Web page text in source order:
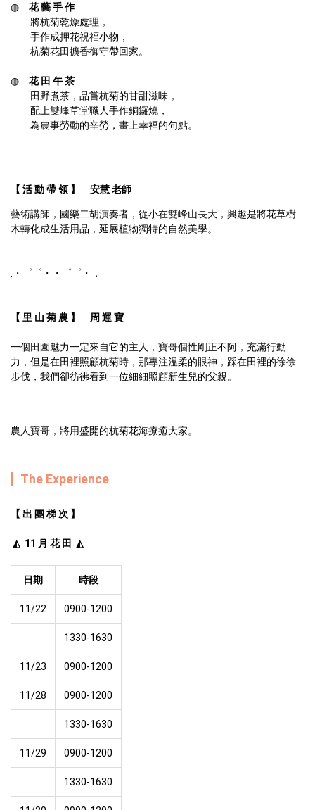
◍ 花 藝 手 作
將杭菊乾燥處理，
手作成押花祝福小物，
◍ 花 田 午 茶
田野煮茶，品嘗杭菊的甘甜滋味，
配上雙峰草堂職人手作銅鑼燒，
為農事勞動的辛勞，畫上幸福的句點。
【 活 動 帶 領 】　安慧 老師
藝術講師，國樂二胡演奏者，從小在雙峰山長大，興趣是將花草樹
【 里 山 菊 農 】　周 運 寶
一個田園魅力一定來自它的主人，寶哥個性剛正不阿，充滿行動
力，但是在田裡照顧杭菊時，那專注溫柔的眼神，踩在田裡的徐徐
農人寶哥，將用盛開的杭菊花海療癒大家。
The Experience
【 出 團 梯 次 】
◭  11 月 花 田  ◭
日期 時段
11/22 0900-1200
1330-1630
11/23 0900-1200
11/28 0900-1200
1330-1630
11/29 0900-1200
1330-1630